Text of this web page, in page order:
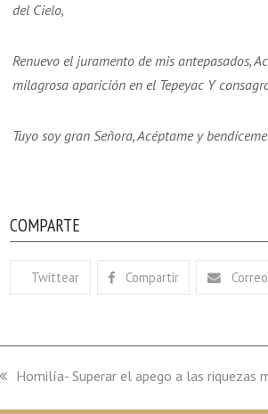
del Cielo,
Renuevo el juramento de mis antepasados,
milagrosa aparición en el Tepeyac Y
Tuyo soy gran Señora, Acéptame y
COMPARTE
Twittear Compartir
previous
Homilía- Superar el apego a las riquezas